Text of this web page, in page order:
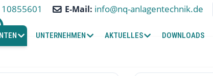
E-Mail: info@nq-anlagentechnik.de
UNTERNEHMEN AKTUELLES DOWNLOADS